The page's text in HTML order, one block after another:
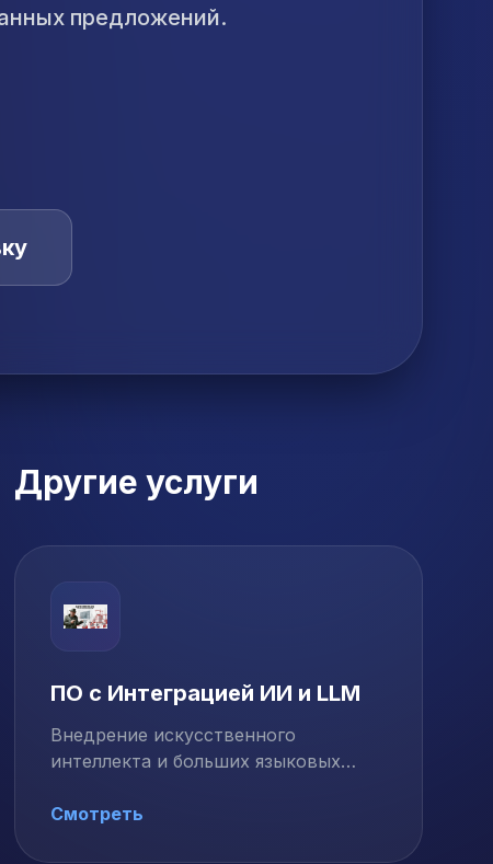
предложений.
Другие услуги
ПО с Интеграцией ИИ и LLM
Внедрение искусственного
интеллекта и больших языковых
Смотреть